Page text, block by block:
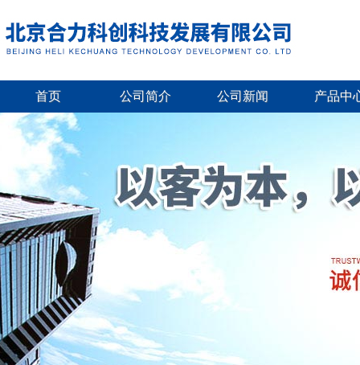
首页 公司简介 公司新闻 产品中